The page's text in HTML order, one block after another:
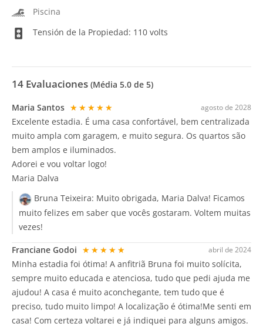
Piscina
Tensión de la Propiedad: 110 volts
14 Evaluaciones (Média 5.0 de 5)
agosto de 2028
Maria Santos ★★★★★
Excelente estadia. É uma casa confortável, bem centralizada
muito ampla com garagem, e muito segura. Os quartos são
bem amplos e iluminados.
Adorei e vou voltar logo!
Maria Dalva
Bruna Teixeira: Muito obrigada, Maria Dalva! Ficamos
muito felizes em saber que vocês gostaram. Voltem muitas
vezes!
abril de 2024
Franciane Godoi ★★★★★
Minha estadia foi ótima! A anfitriã Bruna foi muito solícita,
sempre muito educada e atenciosa, tudo que pedi ajuda me
ajudou! A casa é muito aconchegante, tem tudo que é
preciso, tudo muito limpo! A localização é ótima!Me senti em
casa! Com certeza voltarei e já indiquei para alguns amigos.